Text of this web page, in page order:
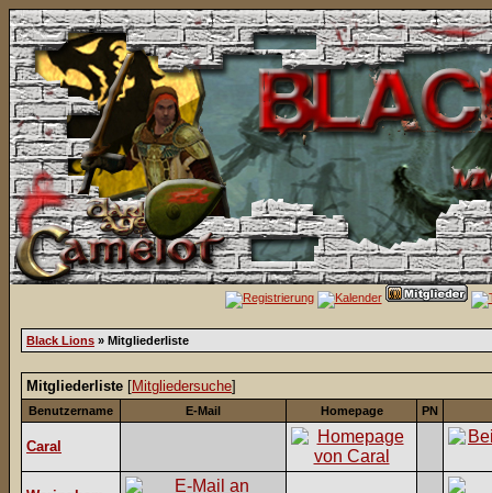
Black Lions » Mitgliederliste
Mitgliederliste [Mitgliedersuche]
Benutzername E-Mail Homepage PN
Caral